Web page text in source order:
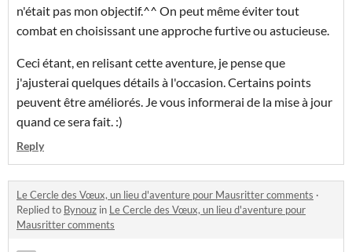
n'était pas mon objectif.^^ On peut même éviter tout
combat en choisissant une approche furtive ou astucieuse.
Ceci étant, en relisant cette aventure, je pense que
j'ajusterai quelques détails à l'occasion. Certains points
peuvent être améliorés. Je vous informerai de la mise à jour
quand ce sera fait. :)
Reply
Le Cercle des Vœux, un lieu d'aventure pour Mausritter comments ·
Replied to Bynouz in Le Cercle des Vœux, un lieu d'aventure pour
Mausritter comments